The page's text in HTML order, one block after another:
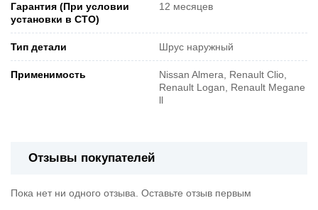
Гарантия (При условии
установки в СТО)
12 месяцев
Тип детали Шрус наружный
Применимость
Nissan Almera, Renault Clio,
Renault Logan, Renault Megane
ll
Отзывы покупателей
Пока нет ни одного отзыва. Оставьте отзыв первым